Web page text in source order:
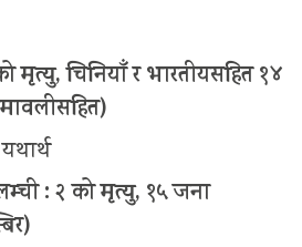
मृत्यु, चिनियाँ र भारतीयसहित १४
: २ को मृत्यु, १५ जना